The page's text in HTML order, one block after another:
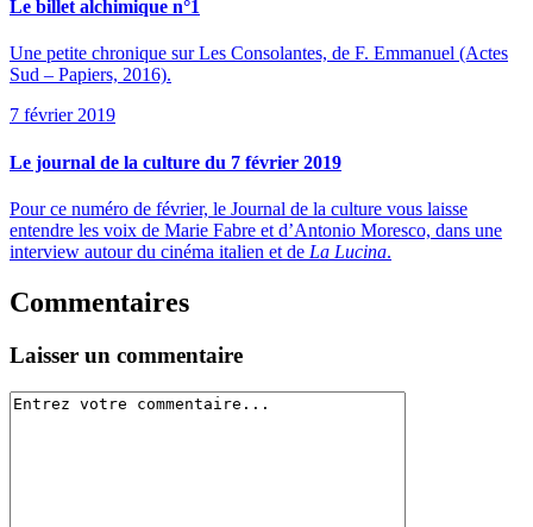
Le billet alchimique n°1
Une petite chronique sur Les Consolantes, de F. Emmanuel (Actes
Sud – Papiers, 2016).
7 février 2019
Le journal de la culture du 7 février 2019
Pour ce numéro de février, le Journal de la culture vous laisse
entendre les voix de Marie Fabre et d’Antonio Moresco, dans une
interview autour du cinéma italien et de La Lucina.
Commentaires
Laisser un commentaire